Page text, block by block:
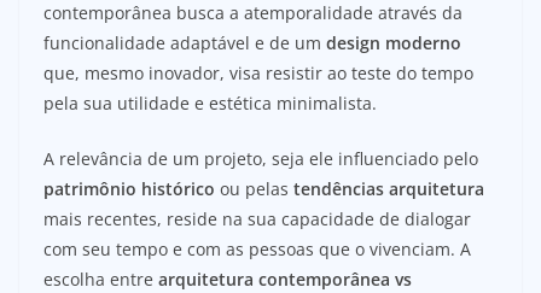
contemporânea busca a atemporalidade através da
funcionalidade adaptável e de um design moderno
que, mesmo inovador, visa resistir ao teste do tempo
pela sua utilidade e estética minimalista.
A relevância de um projeto, seja ele influenciado pelo
patrimônio histórico ou pelas tendências arquitetura
mais recentes, reside na sua capacidade de dialogar
com seu tempo e com as pessoas que o vivenciam. A
escolha entre arquitetura contemporânea vs